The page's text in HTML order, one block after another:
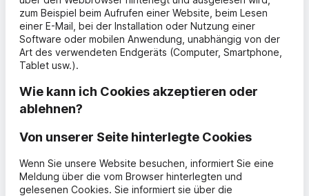
zum Beispiel beim Aufrufen einer Website, beim Lesen
einer E-Mail, bei der Installation oder Nutzung einer
Software oder mobilen Anwendung, unabhängig von der
Art des verwendeten Endgeräts (Computer, Smartphone,
Tablet usw.).
Wie kann ich Cookies akzeptieren oder
ablehnen?
Von unserer Seite hinterlegte Cookies
Wenn Sie unsere Website besuchen, informiert Sie eine
Meldung über die vom Browser hinterlegten und
gelesenen Cookies. Sie informiert sie über die